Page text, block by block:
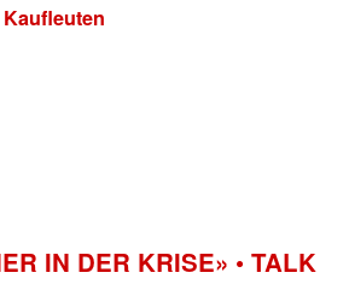
IN DER KRISE» • TALK